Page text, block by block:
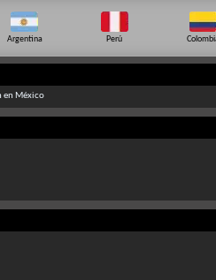
Argentina Perú
en México